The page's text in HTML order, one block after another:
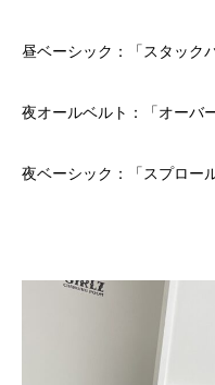
昼ベーシック：「スタック
夜オールベルト：「オーバ
夜ベーシック：「スプロー